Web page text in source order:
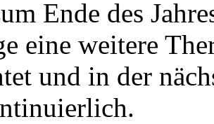
Ende des
eine weitere
und in der